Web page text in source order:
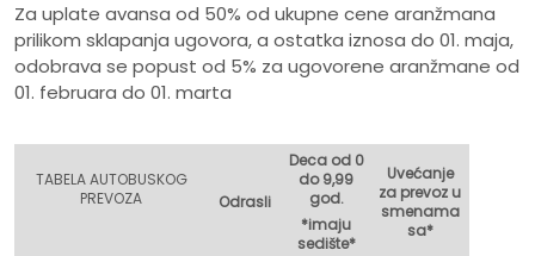
Za uplate avansa od 50% od ukupne cene aranžmana
prilikom sklapanja ugovora, a ostatka iznosa do 01. maja,
odobrava se popust od 5% za ugovorene aranžmane od
01. februara do 01. marta
TABELA AUTOBUSKOG
PREVOZA
Odrasli
Deca od 0
do 9,99
god.
*imaju
sedište*
Uvećanje
za prevoz u
smenama
sa*